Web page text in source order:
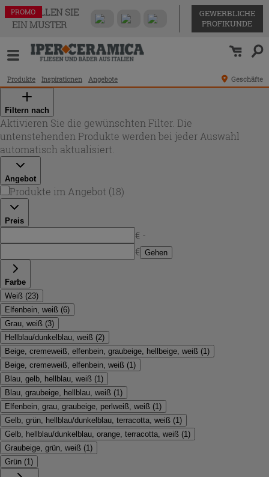
BESTELLEN SIE
EIN MUSTER
GEWERBLICHE
PROFIKUNDE
Produkte Inspirationen Angebote Geschäfte
Filtern nach
Aktivieren Sie die gewünschten Filter. Die
untenstehenden Produkte werden bei jeder Auswahl
automatisch aktualisiert.
Angebot
Produkte im Angebot (18)
Preis
€ -
€ Gehen
Farbe
Weiß (23)
Elfenbein, weiß (6)
Grau, weiß (3)
Hellblau/dunkelblau, weiß (2)
Beige, cremeweiß, elfenbein, graubeige, hellbeige, weiß (1)
Beige, cremeweiß, elfenbein, weiß (1)
Blau, gelb, hellblau, weiß (1)
Blau, graubeige, hellblau, weiß (1)
Elfenbein, grau, graubeige, perlweiß, weiß (1)
Gelb, grün, hellblau/dunkelblau, terracotta, weiß (1)
Gelb, hellblau/dunkelblau, orange, terracotta, weiß (1)
Graubeige, grün, weiß (1)
Grün (1)
PROMO
PROMO
PROMO
PROMO
PROMO
PROMO
PROMO
PROMO
PROMO
PROMO
PROMO
PROMO
PROMO
PROMO
PROMO
PROMO
PROMO
PROMO